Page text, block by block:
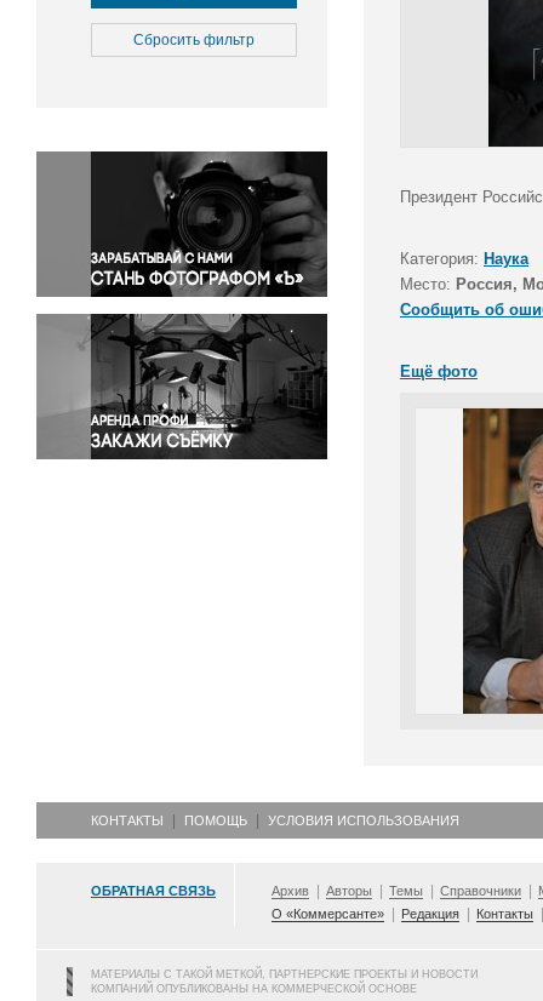
Культура
Медицина
Окружающая среда
Политика
Правосудие
Происшествия и конфликты
Религия
Светская жизнь
Спорт
Экология
Экономика и бизнес
Сбросить фильтр
Президент
Категория: Наука
Место: Россия,
Сообщить об
Ещё фото
КОНТАКТЫ ПОМОЩЬ УСЛОВИЯ ИСПОЛЬЗОВАНИЯ
ОБРАТНАЯ СВЯЗЬ Архив Авторы Темы Справочники
О «Коммерсанте»
Редакция Контакты
МАТЕРИАЛЫ С ТАКОЙ МЕТКОЙ, ПАРТНЕРСКИЕ ПРОЕКТЫ И НОВОСТИ
КОМПАНИЙ ОПУБЛИКОВАНЫ НА КОММЕРЧЕСКОЙ ОСНОВЕ